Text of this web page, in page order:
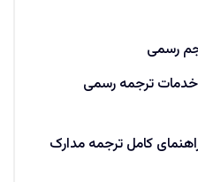
رسمی
| خدمات ترجمه رسمی
کامل ترجمه مدارک